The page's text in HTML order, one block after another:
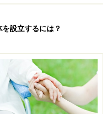
い物を紹介する際に、ピ
設立するには？